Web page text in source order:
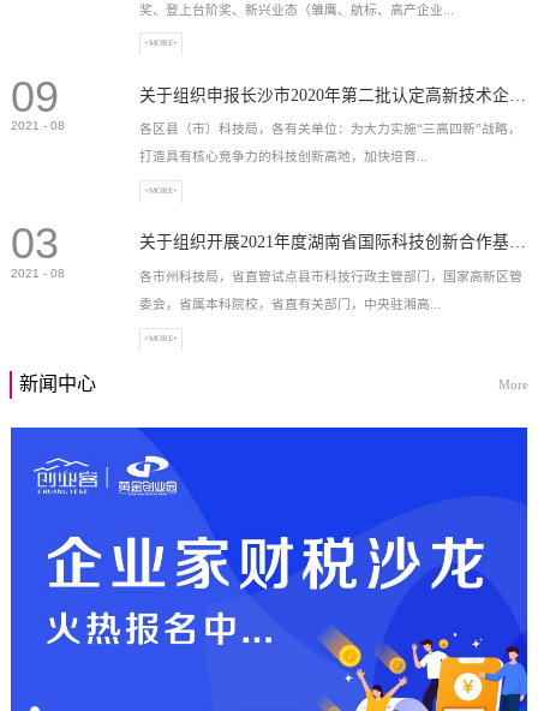
奖、登上台阶奖、新兴业态（雏鹰、航标、高产企业...
）奖等，最高奖励2...
+MORE+
09
2021 - 08
各区县（市）科技局，各有关单位：为大力实施“三高四新”战略，
打造具有核心竞争力的科技创新高地，加快培育...
高新技术企业，充分...
+MORE+
03
2021 - 08
关于组织开展2021年度湖南省国际科技创新合作基地申报工作的通知
各市州科技局，省直管试点县市科技行政主管部门，国家高新区管
委会，省属本科院校，省直有关部门，中央驻湘高...
+MORE+
新闻中心 More